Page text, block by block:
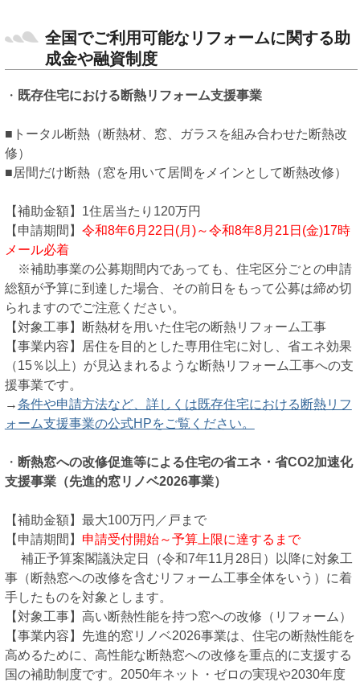
全国でご利用可能なリフォームに関する助
成金や融資制度
・ 既存住宅における断熱リフォーム支援事業
■トータル断熱（断熱材、窓、ガラスを組み合わせた断熱改
修）
■居間だけ断熱（窓を用いて居間をメインとして断熱改修）
【補助金額】1住居当たり120万円
【申請期間】 令和8年6月22日(月)～令和8年8月21日(金)17時
メール必着
※補助事業の公募期間内であっても、住宅区分ごとの申請
総額が予算に到達した場合、その前日をもって公募は締め切
られますのでご注意ください。
【対象工事】断熱材を用いた住宅の断熱リフォーム工事
【事業内容】居住を目的とした専用住宅に対し、省エネ効果
（15％以上）が見込まれるような断熱リフォーム工事への支
援事業です。
→条件や申請方法など、詳しくは既存住宅における断熱リフ
ォーム支援事業の公式HPをご覧ください。
・ 断熱窓への改修促進等による住宅の省エネ・省CO2加速化
支援事業（先進的窓リノベ2026事業）
【補助金額】最大100万円／戸まで
【申請期間】 申請受付開始～予算上限に達するまで
補正予算案閣議決定日（令和7年11月28日）以降に対象工
事（断熱窓への改修を含むリフォーム工事全体をいう）に着
手したものを対象とします。
【対象工事】高い断熱性能を持つ窓への改修（リフォーム）
【事業内容】先進的窓リノベ2026事業は、住宅の断熱性能を
高めるために、高性能な断熱窓への改修を重点的に支援する
国の補助制度です。2050年ネット・ゼロの実現や2030年度